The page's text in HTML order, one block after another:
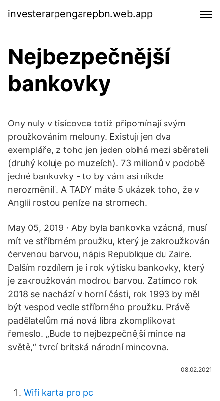
investerarpengarepbn.web.app
Nejbezpečnější
bankovky
Ony nuly v tisícovce totiž připomínají svým
proužkováním melouny. Existují jen dva
exempláře, z toho jen jeden obíhá mezi sběrateli
(druhý koluje po muzeích). 73 milionů v podobě
jedné bankovky - to by vám asi nikde
nerozměnili. A TADY máte 5 ukázek toho, že v
Anglii rostou peníze na stromech.
May 05, 2019 · Aby byla bankovka vzácná, musí
mít ve stříbrném proužku, který je zakroužkován
červenou barvou, nápis Republique du Zaire.
Dalším rozdílem je i rok výtisku bankovky, který
je zakroužkován modrou barvou. Zatímco rok
2018 se nachází v horní části, rok 1993 by měl
být vespod vedle stříbrného proužku. Právě
padělatelům má nová libra zkomplikovat
řemeslo. „Bude to nejbezpečnější mince na
světě,“ tvrdí britská národní mincovna.
08.02.2021
Wifi karta pro pc